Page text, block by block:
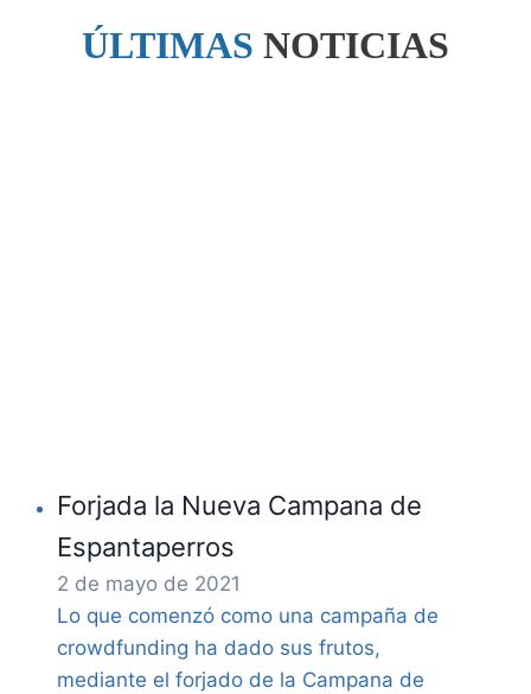
ÚLTIMAS NOTICIAS
Forjada la Nueva Campana de
Espantaperros
2 de mayo de 2021
Lo que comenzó como una campaña de
crowdfunding ha dado sus frutos,
mediante el forjado de la Campana de